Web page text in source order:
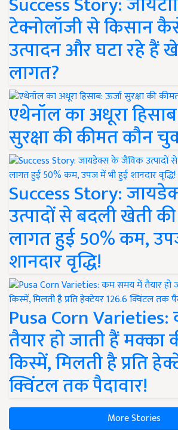
टेक्नोलॉजी से किसान
उत्पादन और घटा रहे हैं
लागत?
एथेनॉल का अधूरा
सुरक्षा की कीमत कौन
Success Story:
उत्पादों से बदली खेती
लागत हुई 50% कम,
शानदार वृद्धि!
Pusa Corn
तैयार हो जाती हैं मक्का
किस्में, मिलती है प्रति
क्विंटल तक पैदावार!
More Stories